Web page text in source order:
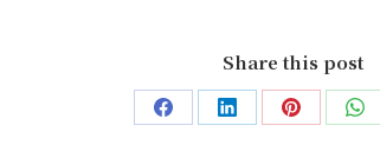
Share this post
Share Share Share